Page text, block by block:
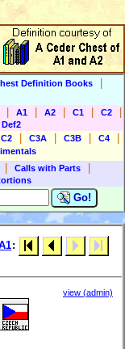
Definition Books
A1 A2 C1 C2
Def2
C2 C3A C3B C4
Calls with Parts
Go!
:
view (admin)